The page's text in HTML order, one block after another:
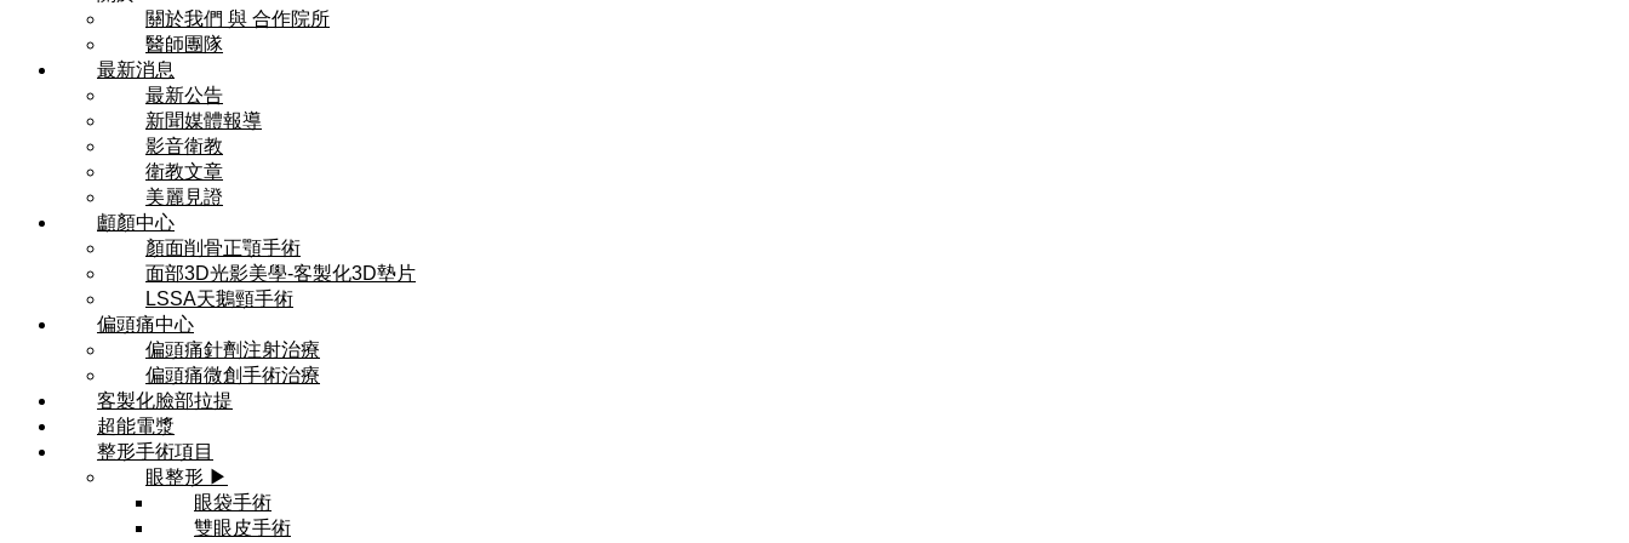
關於我們 與 合作院所
醫師團隊
最新消息
最新公告
新聞媒體報導
影音衛教
衛教文章
美麗見證
顱顏中心
顏面削骨正顎手術
面部3D光影美學-客製化3D墊片
LSSA天鵝頸手術
偏頭痛中心
偏頭痛針劑注射治療
偏頭痛微創手術治療
客製化臉部拉提
超能電漿
整形手術項目
眼整形 ▶
眼袋手術
雙眼皮手術